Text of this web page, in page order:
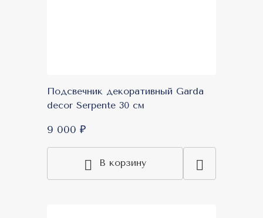
Подсвечник декоративный Garda
decor Serpente 30 см
9 000 ₽
В корзину